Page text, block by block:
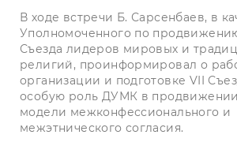
В ходе встречи Б. Сарсенбаев, в
Уполномоченного по
Съезда лидеров мировых и
религий, проинформировал о
организации и подготовке VII
особую роль ДУМК в продвижении
модели межконфессионального и
межэтнического согласия.